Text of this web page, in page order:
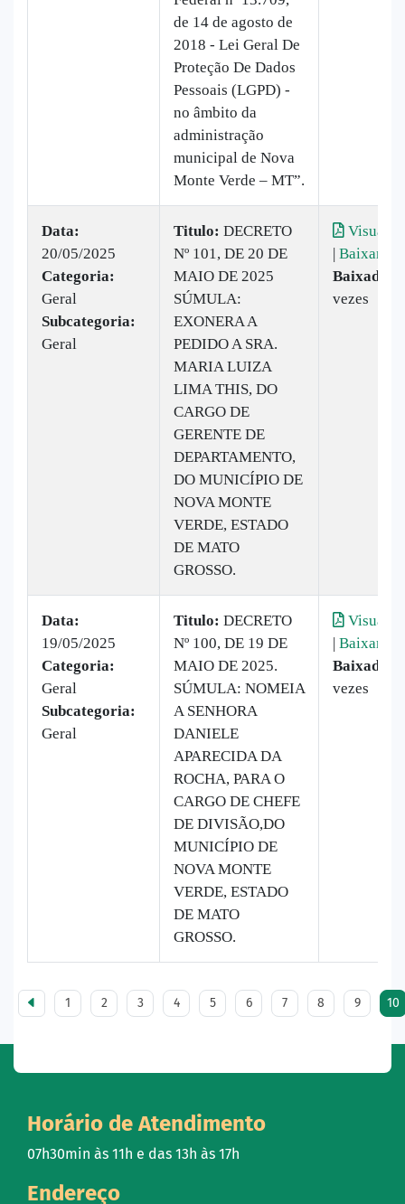
de 14 de agosto de
2018 - Lei Geral De
Proteção De Dados
Pessoais (LGPD) -
no âmbito da
administração
municipal de Nova
Monte Verde – MT”.
Data:
20/05/2025
Categoria:
Geral
Subcategoria:
Geral
Titulo: DECRETO
Nº 101, DE 20 DE
MAIO DE 2025
SÚMULA:
EXONERA A
PEDIDO A SRA.
MARIA LUIZA
LIMA THIS, DO
CARGO DE
GERENTE DE
DEPARTAMENTO,
DO MUNICÍPIO DE
NOVA MONTE
VERDE, ESTADO
DE MATO
GROSSO.
| Baixar
Baixado:
vezes
Data:
19/05/2025
Categoria:
Geral
Subcategoria:
Geral
Titulo: DECRETO
Nº 100, DE 19 DE
MAIO DE 2025.
SÚMULA: NOMEIA
A SENHORA
DANIELE
APARECIDA DA
ROCHA, PARA O
CARGO DE CHEFE
DE DIVISÃO,DO
MUNICÍPIO DE
NOVA MONTE
VERDE, ESTADO
DE MATO
GROSSO.
| Baixar
Baixado:
vezes
1 2 3 4 5 6 7 8 9 10
Horário de Atendimento
07h30min às 11h e das 13h às 17h
Endereço